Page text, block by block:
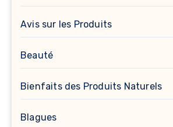
Avis sur les Produits
Beauté
Bienfaits des Produits Naturels
Blagues